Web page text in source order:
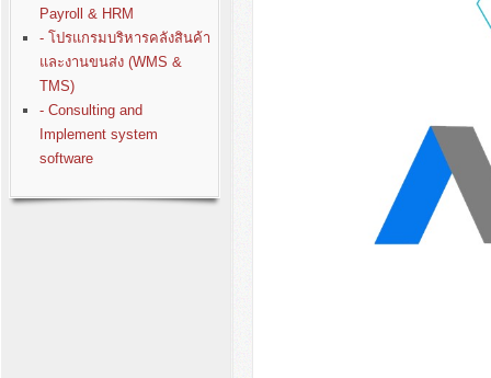
Payroll & HRM
- โปรแกรมบริหารคลังสินค้า
และงานขนส่ง (WMS &
TMS)
- Consulting and
Implement system
software